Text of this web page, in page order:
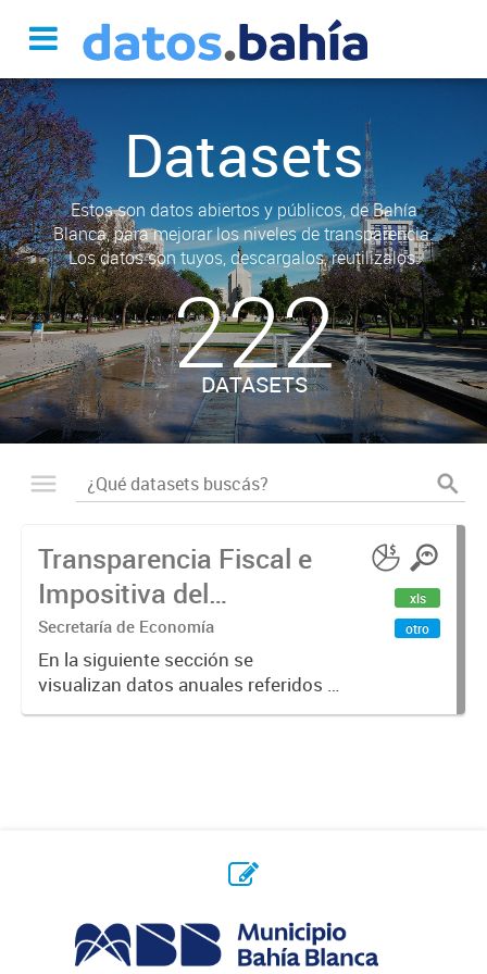
Datasets
Estos son datos abiertos y públicos, de Bahía
Blanca, para mejorar los niveles de transparencia.
Los datos son tuyos, descargalos, reutilizalos.
222
DATASETS
Transparencia Fiscal e
Impositiva del
Municipio. Año 2023
Secretaría de Economía
En la siguiente sección se
visualizan datos anuales referidos a
la transparencia fiscal e impositiva
xls
otro